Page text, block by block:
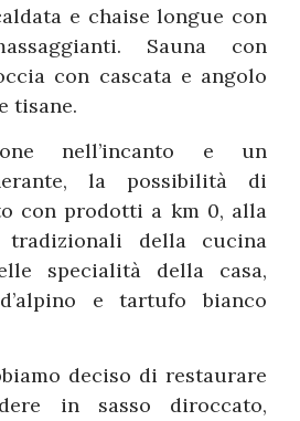
e chaise longue con
Sauna con
con cascata e angolo
tisane.
nell’incanto e un
la possibilità di
con prodotti a km 0, alla
della cucina
specialità della casa,
e tartufo bianco
deciso di restaurare
in sasso diroccato,